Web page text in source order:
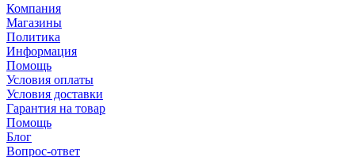
Компания
Магазины
Политика
Информация
Помощь
Условия оплаты
Условия доставки
Гарантия на товар
Помощь
Блог
Вопрос-ответ